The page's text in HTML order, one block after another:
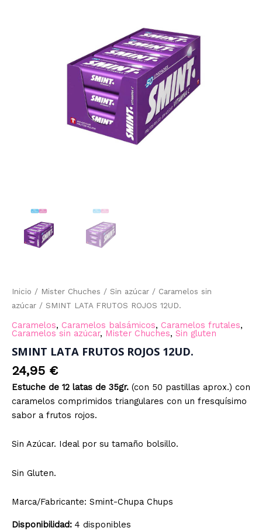
Inicio / Mister Chuches / Sin azúcar / Caramelos sin
azúcar / SMINT LATA FRUTOS ROJOS 12UD.
Caramelos, Caramelos balsámicos, Caramelos frutales,
Caramelos sin azúcar, Mister Chuches, Sin gluten
SMINT LATA FRUTOS ROJOS 12UD.
24,95 €
Estuche de 12 latas de 35gr. (con 50 pastillas aprox.) con
caramelos comprimidos triangulares con un fresquísimo
sabor a frutos rojos.
Sin Azúcar. Ideal por su tamaño bolsillo.
Sin Gluten.
Marca/Fabricante: Smint-Chupa Chups
Disponibilidad: 4 disponibles